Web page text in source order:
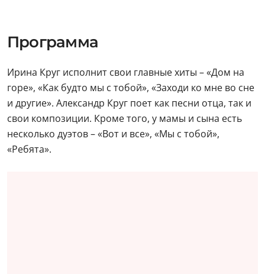
Программа
Ирина Круг исполнит свои главные хиты – «Дом на
горе», «Как будто мы с тобой», «Заходи ко мне во сне
и другие». Александр Круг поет как песни отца, так и
свои композиции. Кроме того, у мамы и сына есть
несколько дуэтов – «Вот и все», «Мы с тобой»,
«Ребята».